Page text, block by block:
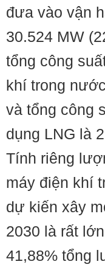
đưa vào vận
30.524 MW
tổng công
khí trong
và tổng công
dụng LNG là
Tính riêng
máy điện khí
dự kiến xây
2030 là rất
41,88% tổng